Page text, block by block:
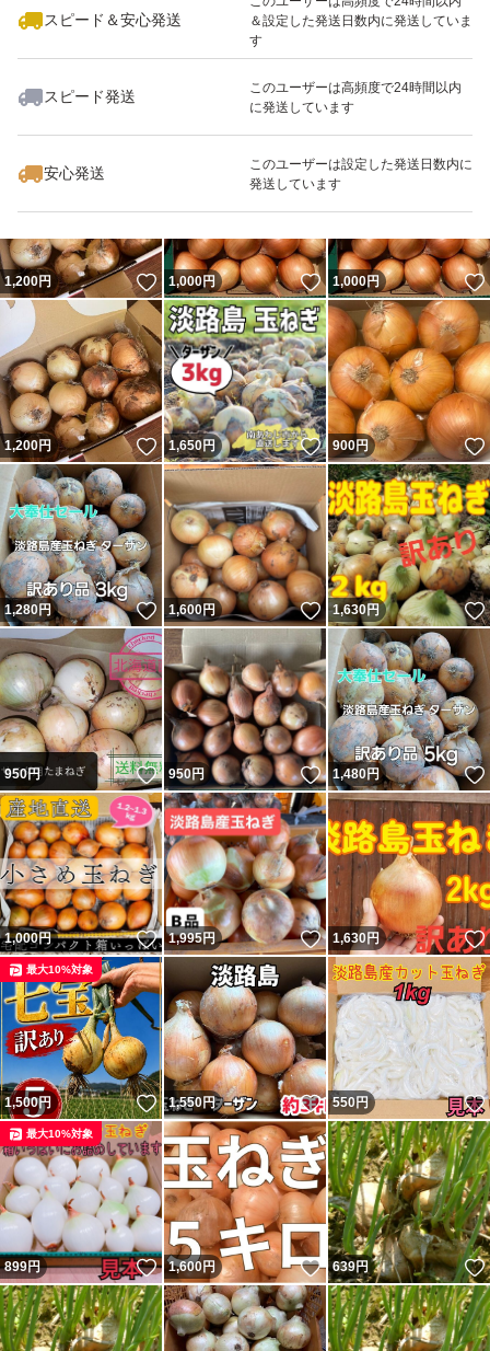
スピード＆安心発送
＆設定した発送日数内に発送していま
す
スピード発送
このユーザーは高頻度で24時間以内
に発送しています
安心発送
このユーザーは設定した発送日数内に
発送しています
いいね！
1,200
1,200円 いいね！
1,000円 いいね！
1,000円
1,200円 いいね！
1,650円 いいね！
900円
1,280円 いいね！
1,600円 いいね！
1,630円
950円 いいね！
950円 いいね！
1,480円
1,000円 いいね！
1,995円 いいね！
1,630円
1,500円 いいね！
最大10%対象
1,550円 いいね！
550円
899円 いいね！
最大10%対象
1,600円 いいね！
639円